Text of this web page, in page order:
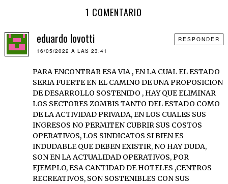
1 COMENTARIO
eduardo lovotti
16/05/2022 A LAS 23:41
PARA ENCONTRAR ESA VIA , EN LA CUAL EL ESTADO
SERIA FUERTE EN EL CAMINO DE UNA PROPOSICION
DE DESARROLLO SOSTENIDO , HAY QUE ELIMINAR
LOS SECTORES ZOMBIS TANTO DEL ESTADO COMO
DE LA ACTIVIDAD PRIVADA, EN LOS CUALES SUS
INGRESOS NO PERMITEN CUBRIR SUS COSTOS
OPERATIVOS, LOS SINDICATOS SI BIEN ES
INDUDABLE QUE DEBEN EXISTIR, NO HAY DUDA,
SON EN LA ACTUALIDAD OPERATIVOS, POR
EJEMPLO, ESA CANTIDAD DE HOTELES ,CENTROS
RECREATIVOS, SON SOSTENIBLES CON SUS
RESPONDER